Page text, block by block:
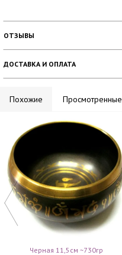
ОТЗЫВЫ
ДОСТАВКА И ОПЛАТА
Похожие Просмотренные
Черная 11,5см ~730гр